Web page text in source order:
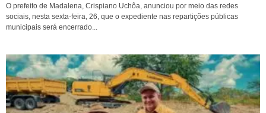
O prefeito de Madalena, Crispiano Uchôa, anunciou por meio das redes
sociais, nesta sexta-feira, 26, que o expediente nas repartições públicas
municipais será encerrado...